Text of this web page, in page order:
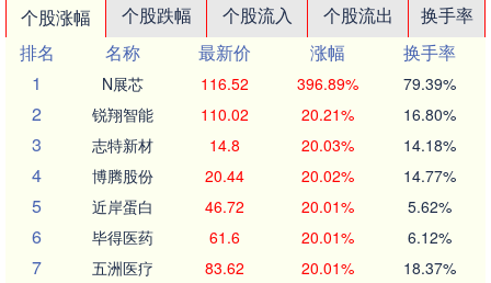
个股涨幅 个股跌幅 个股流入 个股流出
换手率
排名
名称 最新价 涨幅
换手率
1
N展芯 116.52 396.89% 79.39%
2 锐翔智能 110.02 20.21% 16.80%
3 志特新材 14.8 20.03% 14.18%
4 博腾股份 20.44 20.02% 14.77%
5 近岸蛋白 46.72 20.01% 5.62%
6 毕得医药 61.6 20.01% 6.12%
7 五洲医疗 83.62 20.01% 18.37%